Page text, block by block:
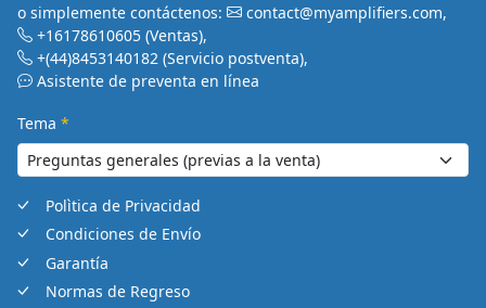
o simplemente contáctenos: contact@myamplifiers.com,
+16178610605 (Ventas),
+(44)8453140182 (Servicio postventa),
Asistente de preventa en línea
Tema *
Polìtica de Privacidad
Condiciones de Envío
Garantía
Normas de Regreso